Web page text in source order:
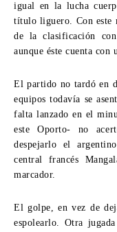
igual en la lucha
título liguero. Con este
de la clasificación
aunque éste cuenta con
El partido no tardó en
equipos todavía se
falta lanzado en el
este Oporto- no
despejarlo el
central francés
marcador.
El golpe, en vez de
espolearlo. Otra